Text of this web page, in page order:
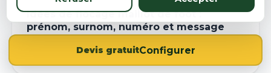
Idées de flocage maillot de foot :
prénom, surnom, numéro et message
Devis gratuitConfigurer